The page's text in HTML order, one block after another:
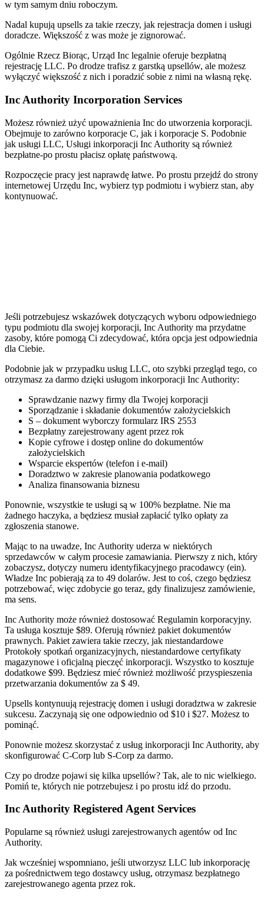
w tym samym dniu roboczym.
Nadal kupują upsells za takie rzeczy, jak rejestracja domen i usługi
doradcze. Większość z was może je zignorować.
Ogólnie Rzecz Biorąc, Urząd Inc legalnie oferuje bezpłatną
rejestrację LLC. Po drodze trafisz z garstką upsellów, ale możesz
wyłączyć większość z nich i poradzić sobie z nimi na własną rękę.
Inc Authority Incorporation Services
Możesz również użyć upoważnienia Inc do utworzenia korporacji.
Obejmuje to zarówno korporacje C, jak i korporacje S. Podobnie
jak usługi LLC, Usługi inkorporacji Inc Authority są również
bezpłatne-po prostu płacisz opłatę państwową.
Rozpoczęcie pracy jest naprawdę łatwe. Po prostu przejdź do strony
internetowej Urzędu Inc, wybierz typ podmiotu i wybierz stan, aby
kontynuować.
Jeśli potrzebujesz wskazówek dotyczących wyboru odpowiedniego
typu podmiotu dla swojej korporacji, Inc Authority ma przydatne
zasoby, które pomogą Ci zdecydować, która opcja jest odpowiednia
dla Ciebie.
Podobnie jak w przypadku usług LLC, oto szybki przegląd tego, co
otrzymasz za darmo dzięki usługom inkorporacji Inc Authority:
Sprawdzanie nazwy firmy dla Twojej korporacji
Sporządzanie i składanie dokumentów założycielskich
S – dokument wyborczy formularz IRS 2553
Bezpłatny zarejestrowany agent przez rok
Kopie cyfrowe i dostęp online do dokumentów
założycielskich
Wsparcie ekspertów (telefon i e-mail)
Doradztwo w zakresie planowania podatkowego
Analiza finansowania biznesu
Ponownie, wszystkie te usługi są w 100% bezpłatne. Nie ma
żadnego haczyka, a będziesz musiał zapłacić tylko opłaty za
zgłoszenia stanowe.
Mając to na uwadze, Inc Authority uderza w niektórych
sprzedawców w całym procesie zamawiania. Pierwszy z nich, który
zobaczysz, dotyczy numeru identyfikacyjnego pracodawcy (ein).
Władze Inc pobierają za to 49 dolarów. Jest to coś, czego będziesz
potrzebować, więc zdobycie go teraz, gdy finalizujesz zamówienie,
ma sens.
Inc Authority może również dostosować Regulamin korporacyjny.
Ta usługa kosztuje $89. Oferują również pakiet dokumentów
prawnych. Pakiet zawiera takie rzeczy, jak niestandardowe
Protokoły spotkań organizacyjnych, niestandardowe certyfikaty
magazynowe i oficjalną pieczęć inkorporacji. Wszystko to kosztuje
dodatkowe $99. Będziesz mieć również możliwość przyspieszenia
przetwarzania dokumentów za $ 49.
Upsells kontynuują rejestrację domen i usługi doradztwa w zakresie
sukcesu. Zaczynają się one odpowiednio od $10 i $27. Możesz to
pominąć.
Ponownie możesz skorzystać z usług inkorporacji Inc Authority, aby
skonfigurować C-Corp lub S-Corp za darmo.
Czy po drodze pojawi się kilka upsellów? Tak, ale to nic wielkiego.
Pomiń te, których nie potrzebujesz i po prostu idź do przodu.
Inc Authority Registered Agent Services
Popularne są również usługi zarejestrowanych agentów od Inc
Authority.
Jak wcześniej wspomniano, jeśli utworzysz LLC lub inkorporację
za pośrednictwem tego dostawcy usług, otrzymasz bezpłatnego
zarejestrowanego agenta przez rok.